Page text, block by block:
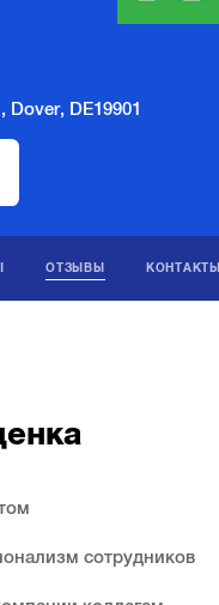
Dover, DE19901
ОТЗЫВЫ
сотрудников